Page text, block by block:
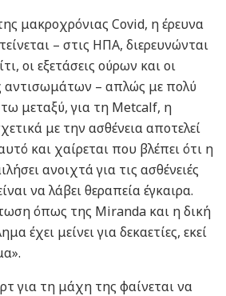
μακροχρόνιας Covid, η έρευνα
– στις ΗΠΑ, διερευνώνται
οι εξετάσεις ούρων και οι
αντισωμάτων – απλώς με πολύ
μεταξύ, για τη Metcalf, η
με την ασθένεια αποτελεί
και χαίρεται που βλέπει ότι η
ανοιχτά για τις ασθένειές
να λάβει θεραπεία έγκαιρα.
όπως της Miranda και η δική
έχει μείνει για δεκαετίες, εκεί
για τη μάχη της φαίνεται να